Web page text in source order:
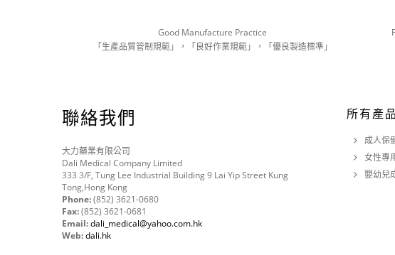
Good Manufacture Practice
「生產品質管制規範」，「良好作業規範」，「優良製造標準」
聯絡我們
大力藥業有限公司
Dali Medical Company Limited
333 3/F, Tung Lee Industrial Building 9 Lai Yip Street Kung
Tong,Hong Kong
Phone:(852) 3621-0680
Fax:(852) 3621-0681
Email:dali_medical@yahoo.com.hk
Web:dali.hk
所有產品
成人保
女性專
嬰幼兒